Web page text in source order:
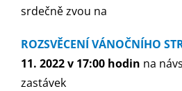
srdečně zvou na
ROZSVĚCENÍ VÁNOČNÍHO
11. 2022 v 17:00 hodin na
zastávek